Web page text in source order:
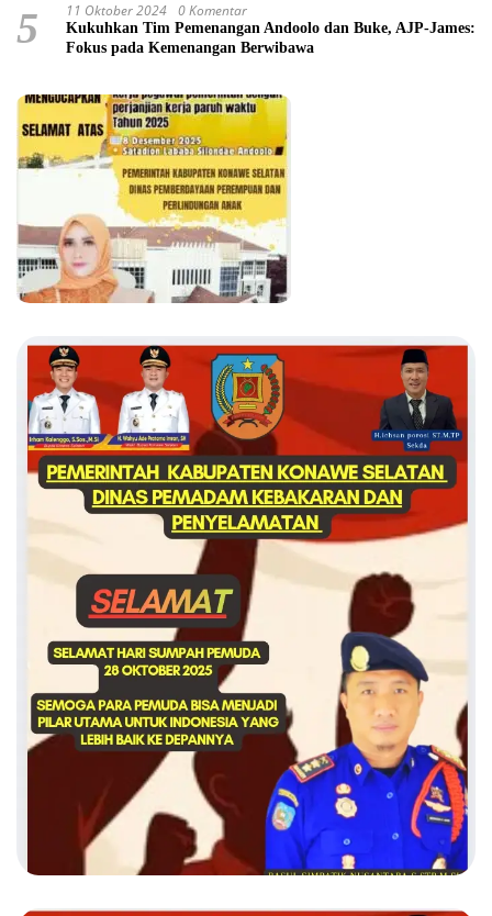
5 11 Oktober 2024 0 Komentar
Kukuhkan Tim Pemenangan Andoolo dan Buke, AJP-James:
Fokus pada Kemenangan Berwibawa